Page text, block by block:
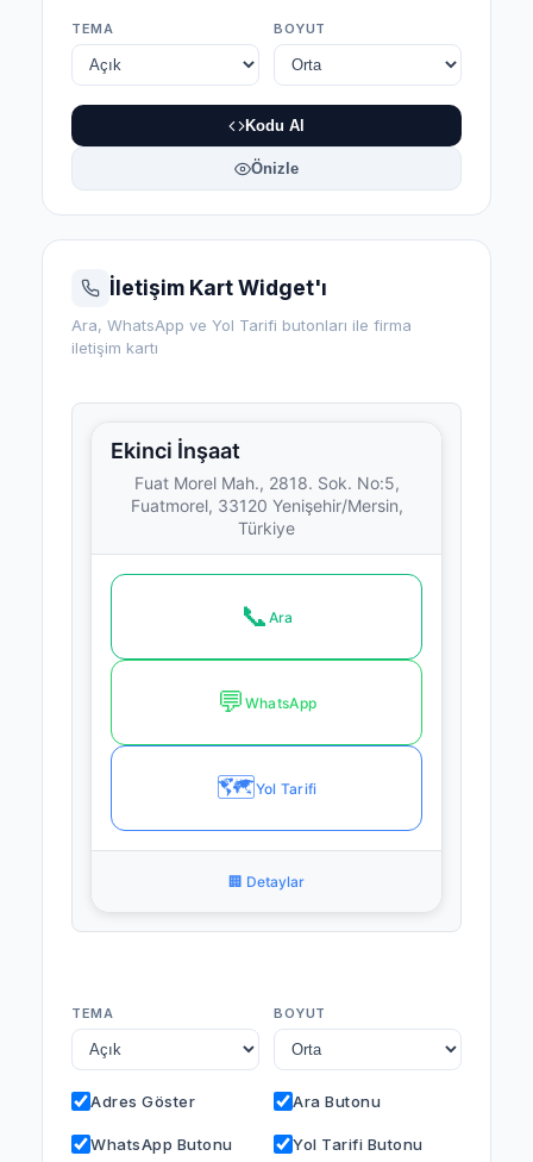
TEMA BOYUT
Kodu Al
Önizle
İletişim Kart Widget'ı
Ara, WhatsApp ve Yol Tarifi butonları ile firma
iletişim kartı
Ekinci İnşaat
Fuat Morel Mah., 2818. Sok. No:5,
Fuatmorel, 33120 Yenişehir/Mersin,
Türkiye
📞 Ara
💬 WhatsApp
🗺️Yol Tarifi
🏢 Detaylar
TEMA BOYUT
Adres Göster Ara Butonu
WhatsApp Butonu Yol Tarifi Butonu